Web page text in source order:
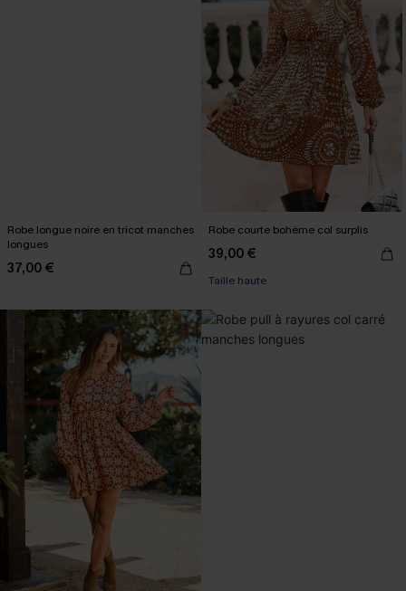
Robe longue noire en tricot manches
longues
37,00 €
Robe courte bohème col surplis
39,00 €
Taille haute